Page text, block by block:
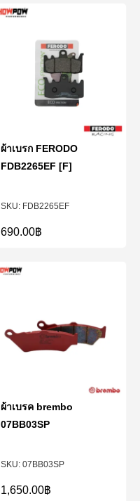
FDB2265EF
ผ้าเบรก FERODO
FDB2265EF [F]
690.00฿
07BB03SP
ผ้าเบรค brembo
07BB03SP
1,650.00฿